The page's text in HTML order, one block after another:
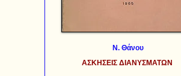
Ν. Θάνου
ΑΣΚΗΣΕΙΣ ΔΙΑΝΥΣΜΑΤΩΝ